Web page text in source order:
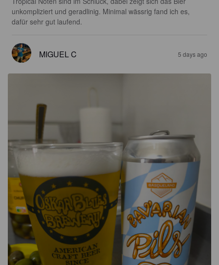
unkompliziert und geradlinig. Minimal wässrig fand ich es,
dafür sehr gut laufend.
MIGUEL C 5 days ago